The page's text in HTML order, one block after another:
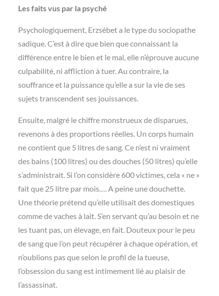
Les faits vus par la psyché
Psychologiquement, Erzsébet a le type du sociopathe
sadique. C’est à dire que bien que connaissant la
différence entre le bien et le mal, elle n’éprouve aucune
culpabilité, ni affliction à tuer. Au contraire, la
souffrance et la puissance qu’elle a sur la vie de ses
sujets transcendent ses jouissances.
Ensuite, malgré le chiffre monstrueux de disparues,
revenons à des proportions réelles. Un corps humain
ne contient que 5 litres de sang. Ce n’est ni vraiment
des bains (100 litres) ou des douches (50 litres) qu’elle
s’administrait. Si l’on considère 600 victimes, cela « ne »
fait que 25 litre par mois…. A peine une douchette.
Une théorie prétend qu’elle utilisait des domestiques
comme de vaches à lait. S’en servant qu’au besoin et ne
les tuant pas, un élevage, en fait. Douteux pour le peu
de sang que l’on peut récupérer à chaque opération, et
n’oublions pas que selon le profil de la tueuse,
l’obsession du sang est intimement lié au plaisir de
l’assassinat.